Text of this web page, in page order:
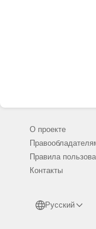
О проекте
Правила
Контакты
Русский